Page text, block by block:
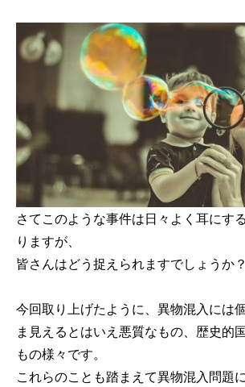
さてこのような事件は日々よく耳にす
りますが、
皆さんはどう捉えられますでしょうか？
今回取り上げたように、異物混入には
ま見えるとはいえ悪質なもの、歴史的
もの様々です。
これらのことも踏まえて異物混入問題